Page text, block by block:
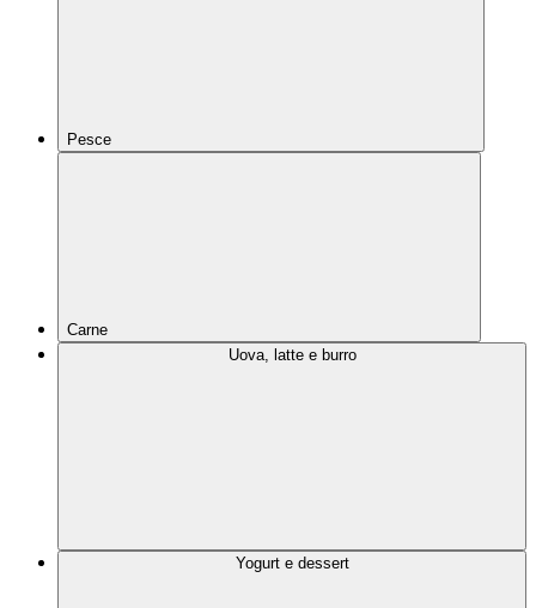
Pesce
Carne
Uova, latte e burro
Yogurt e dessert